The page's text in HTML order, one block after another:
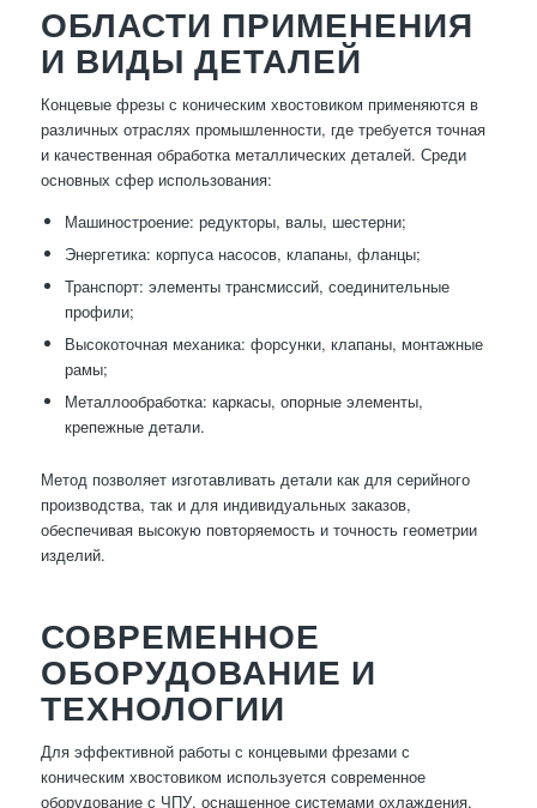
ОБЛАСТИ ПРИМЕНЕНИЯ
И ВИДЫ ДЕТАЛЕЙ
Концевые фрезы с коническим хвостовиком применяются в
различных отраслях промышленности, где требуется точная
и качественная обработка металлических деталей. Среди
основных сфер использования:
Машиностроение: редукторы, валы, шестерни;
Энергетика: корпуса насосов, клапаны, фланцы;
Транспорт: элементы трансмиссий, соединительные
профили;
Высокоточная механика: форсунки, клапаны, монтажные
рамы;
Металлообработка: каркасы, опорные элементы,
крепежные детали.
Метод позволяет изготавливать детали как для серийного
производства, так и для индивидуальных заказов,
обеспечивая высокую повторяемость и точность геометрии
изделий.
СОВРЕМЕННОЕ
ОБОРУДОВАНИЕ И
ТЕХНОЛОГИИ
Для эффективной работы с концевыми фрезами с
коническим хвостовиком используется современное
оборудование с ЧПУ, оснащенное системами охлаждения,